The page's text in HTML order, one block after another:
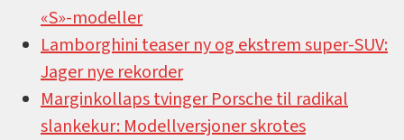
«S»-modeller
Lamborghini teaser ny og ekstrem super-SUV:
Jager nye rekorder
Marginkollaps tvinger Porsche til radikal
slankekur: Modellversjoner skrotes